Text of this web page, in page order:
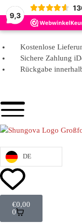
9,3
Kostenlose
Sichere Zahlung
Rückgabe
DE
€0,00
0